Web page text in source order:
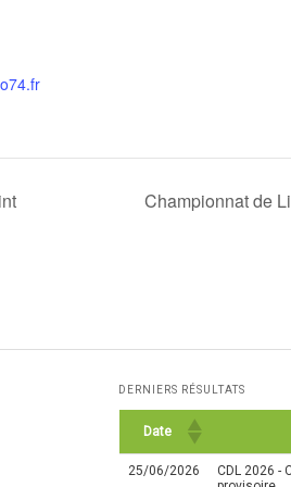
Championnat de
DERNIERS RÉSULTATS
Date
25/06/2026
CDL 2026 -